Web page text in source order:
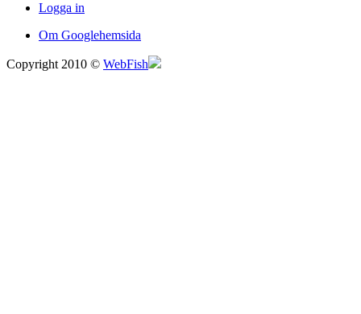
Logga in
Om Googlehemsida
Copyright 2010 © WebFish